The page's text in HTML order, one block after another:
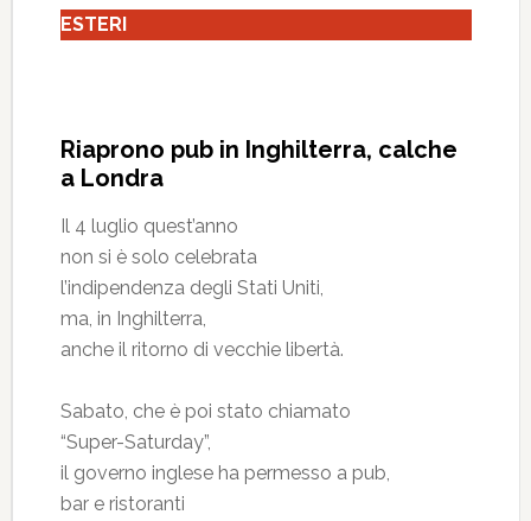
ESTERI
Riaprono pub in Inghilterra, calche
a Londra
Il 4 luglio quest’anno
non si è solo celebrata
l’indipendenza degli Stati Uniti,
ma, in Inghilterra,
anche il ritorno di vecchie libertà.
Sabato, che è poi stato chiamato
“Super-Saturday”,
il governo inglese ha permesso a pub,
bar e ristoranti